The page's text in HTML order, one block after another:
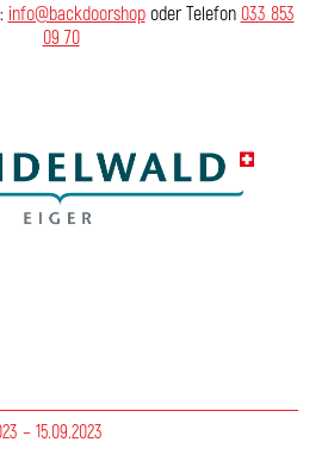
info@backdoorshopoder Telefon 033 853
09 70
– 15.09.2023